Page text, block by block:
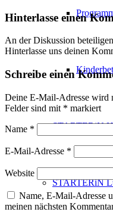
STARTERiN
STARTERiN
Hinterlasse einen
An der Diskussion
Hinterlasse uns deinen
Schreibe einen
Deine E-Mail-Adresse wird
Felder sind mit * markiert
Name *
E-Mail-Adresse *
Website
Name, E-Mail-Adresse
meinen nächsten